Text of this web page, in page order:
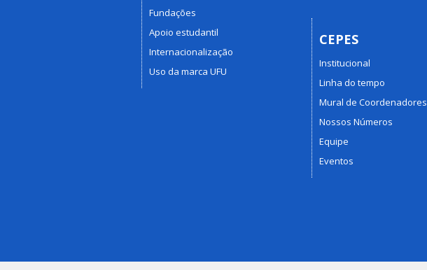
Fundações
Apoio estudantil
Internacionalização
Uso da marca UFU
CEPES
Institucional
Linha do tempo
Mural de Coordenadores
Nossos Números
Equipe
Eventos